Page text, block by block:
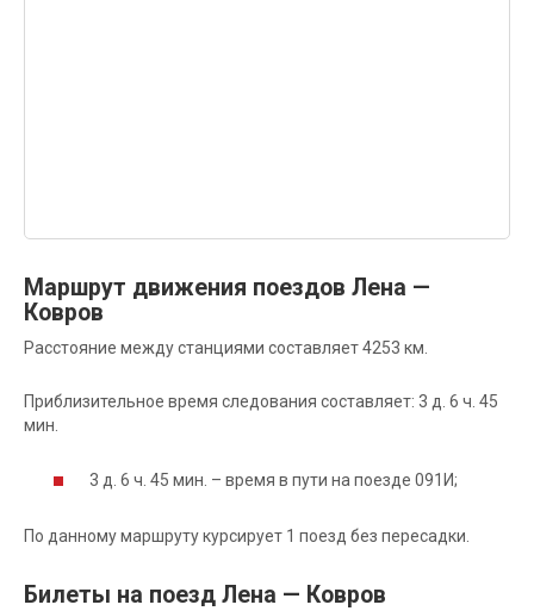
Маршрут движения поездов Лена —
Ковров
Расстояние между станциями составляет 4253 км.
Приблизительное время следования составляет: 3 д. 6 ч. 45
мин.
3 д. 6 ч. 45 мин. – время в пути на поезде 091И;
По данному маршруту курсирует 1 поезд без пересадки.
Билеты на поезд Лена — Ковров